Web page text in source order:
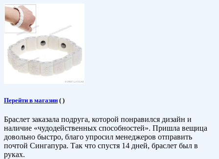
Перейти в магазин ( )
Браслет заказала подруга, которой понравился дизайн и
наличие «чудодейственных способностей». Пришла вещица
довольно быстро, благо упросил менеджеров отправить
почтой Сингапура. Так что спустя 14 дней, браслет был в
руках.